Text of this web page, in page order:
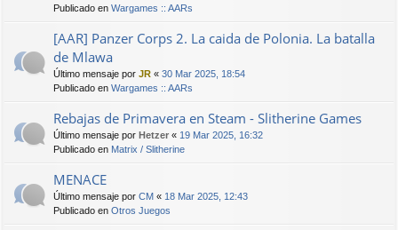
Publicado en Wargames :: AARs
[AAR] Panzer Corps 2. La caida de Polonia. La batalla
de Mlawa
Último mensaje por JR « 30 Mar 2025, 18:54
Publicado en Wargames :: AARs
Rebajas de Primavera en Steam - Slitherine Games
Último mensaje por Hetzer « 19 Mar 2025, 16:32
Publicado en Matrix / Slitherine
MENACE
Último mensaje por CM « 18 Mar 2025, 12:43
Publicado en Otros Juegos